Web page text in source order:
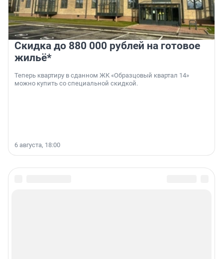
Скидка до 880 000 рублей на готовое
жильё*
Теперь квартиру в сданном ЖК «Образцовый квартал 14»
можно купить со специальной скидкой.
6 августа, 18:00